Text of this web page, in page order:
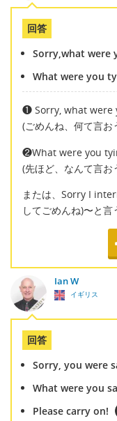
回答
Sorry,what were
What were you
❶ Sorry, what were
(ごめんね、何て言お
❷What were you
(先ほど、なんて言お
または、Sorry I
してごめんね)〜と言
Ian W
イギリス
回答
Sorry, you were
What were you
Please carry on!